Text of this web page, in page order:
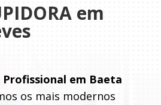
em
em Baeta
os mais modernos